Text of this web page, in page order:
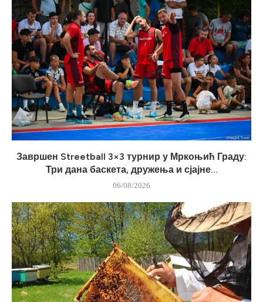
Завршен Streetball 3×3 турнир у Мркоњић Граду:
Три дана баскета, дружења и сјајне...
06/08/2026